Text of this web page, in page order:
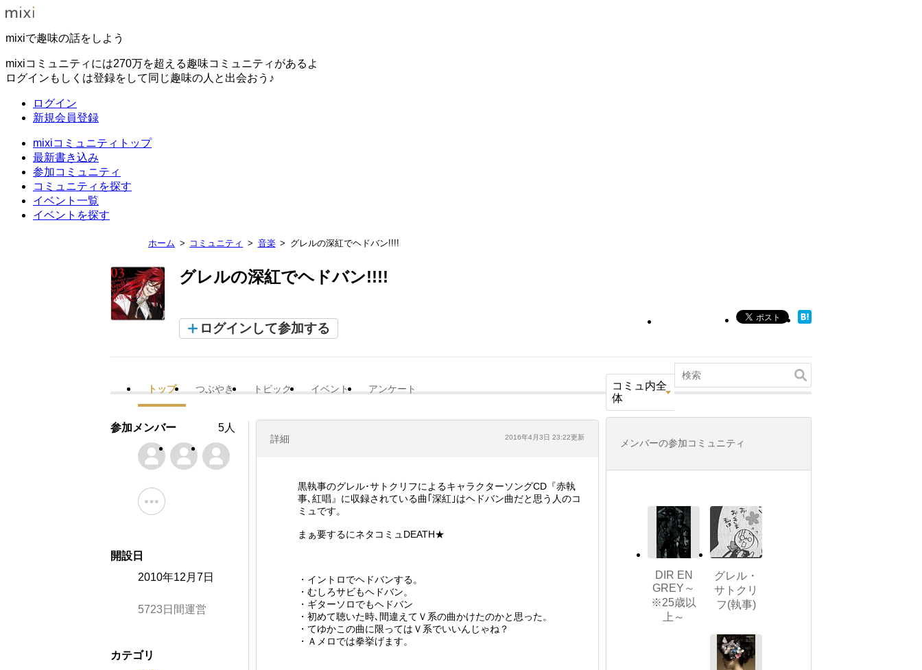
mixiで趣味の話をしよう
mixiコミュニティには270万を超える趣味コミュニティがあるよ
ログインもしくは登録をして同じ趣味の人と出会おう♪
ログイン
新規会員登録
mixiコミュニティトップ
最新書き込み
参加コミュニティ
コミュニティを探す
イベント一覧
イベントを探す
ホーム コミュニティ 音楽 グレルの深紅でヘドバン!!!!
グレルの深紅でヘドバン!!!!
ログインして参加する
トップ つぶやき トピック イベント アンケート
コミュ内全
体
詳細 2016年4月3日 23:22更新
黒執事のグレル･サトクリフによるキャラクターソングCD『赤執
事､紅唱』に収録されている曲｢深紅｣はヘドバン曲だと思う人のコ
ミュです。
まぁ要するにネタコミュDEATH★
・イントロでヘドバンする。
・むしろサビもヘドバン。
・ギターソロでもヘドバン
・初めて聴いた時､間違えてＶ系の曲かけたのかと思った。
・てゆかこの曲に限ってはＶ系でいいんじゃね？
・Ａメロでは拳挙げます。
参加メンバー 5人
開設日
2010年12月7日
5723日間運営
カテゴリ
メンバーの参加コミュニティ
DIR EN
GREY～
※25歳以
上～
グレル・
サトクリ
フ(執事)